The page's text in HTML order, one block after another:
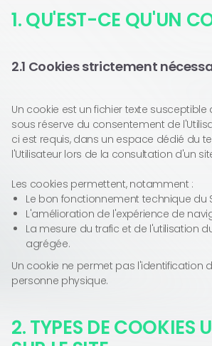
1. QU'EST-CE QU'UN
2.1 Cookies strictement
Un cookie est un fichier texte susceptible
sous réserve du consentement de
ci est requis, dans un espace dédié du
l'Utilisateur lors de la consultation d'un
Les cookies permettent, notamment :
Le bon fonctionnement technique du
L'amélioration de l'expérience de
La mesure du trafic et de l'utilisation
agrégée.
Un cookie ne permet pas l'identification
personne physique.
2. TYPES DE COOKIES